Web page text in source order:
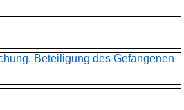
Beteiligung des Gefangenen